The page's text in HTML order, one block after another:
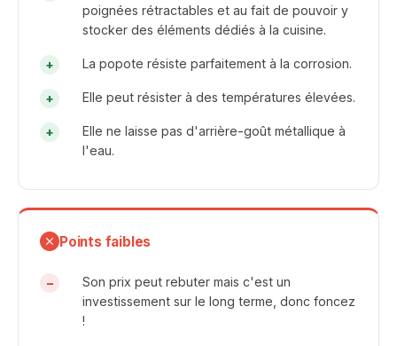
poignées rétractables et au fait de pouvoir y
stocker des éléments dédiés à la cuisine.
La popote résiste parfaitement à la corrosion​​.
Elle peut résister à des températures élevées​​.
Elle ne laisse pas d'arrière-goût métallique à
l'eau​​.
Points faibles
Son prix peut rebuter mais c'est un
investissement sur le long terme, donc foncez
!